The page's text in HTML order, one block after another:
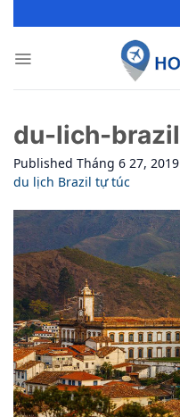
du-lich-brazil
Published Tháng 6 27, 2019
du lịch Brazil tự túc